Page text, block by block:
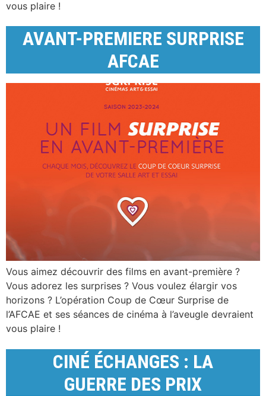
vous plaire !
AVANT-PREMIERE SURPRISE
AFCAE
Vous aimez découvrir des films en avant-première ?
Vous adorez les surprises ? Vous voulez élargir vos
horizons ? L’opération Coup de Cœur Surprise de
l’AFCAE et ses séances de cinéma à l’aveugle devraient
vous plaire !
CINÉ ÉCHANGES : LA
GUERRE DES PRIX